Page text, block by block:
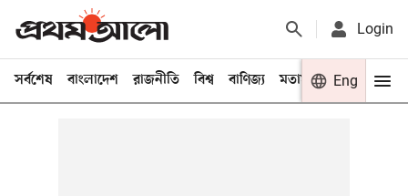
Login
সর্বশেষ বাংলাদেশ রাজনীতি বিশ্ব বাণিজ্য মতামত খেলা
Eng